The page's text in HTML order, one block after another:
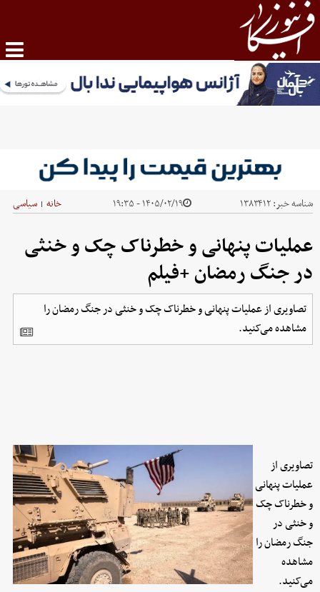
شناسه خبر:۱۳۸۳۴۱۲ ۱۴۰۵/۰۲/۱۹ - ۱۹:۳۵ خانه | سیاسی
عملیات پنهانی و خطرناک چک و خنثی
در جنگ رمضان +فیلم
تصاویری از عملیات پنهانی و خطرناک چک و خنثی در جنگ رمضان را
مشاهده می‌کنید.
تصاویری از
عملیات پنهانی
و خطرناک چک
و خنثی در
جنگ رمضان را
مشاهده
می‌کنید.